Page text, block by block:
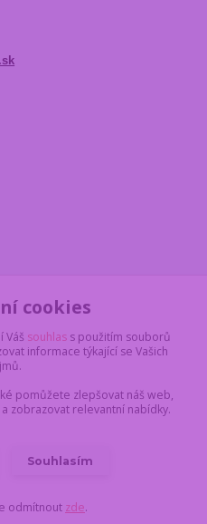
Eshop-rychle.cz
cookies
Váš souhlas s použitím souborů
informace týkající se Vašich
pomůžete zlepšovat náš web,
zobrazovat relevantní nabídky.
Souhlasím
odmítnout zde.